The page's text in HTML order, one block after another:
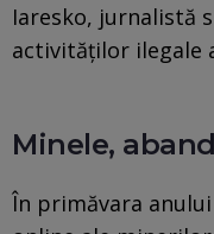
Iaresko, jurnalistă
activităților ilegale
Minele,
În primăvara